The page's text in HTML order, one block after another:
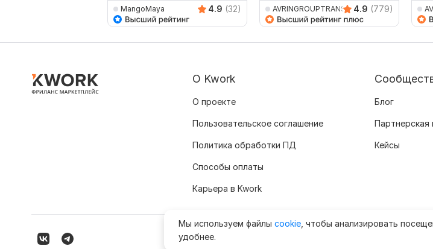
MangoMaya 4.9 (32) AVRINGROUPTRANSLATIO
4.9 (779)
Мы используем файлы cookie , чтобы анализировать
удобнее.
О Kwork
О проекте
Пользовательское соглашение
Политика обработки ПД
Способы оплаты
Карьера в Kwork
Блог
Партнерская
Кейсы